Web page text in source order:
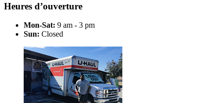
Heures d’ouverture
Mon-Sat: 9 am - 3 pm
Sun: Closed